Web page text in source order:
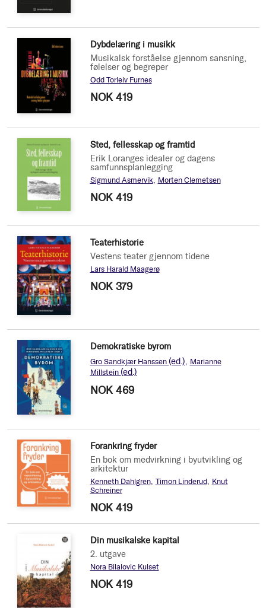
Dybdelæring i musikk
Musikalsk forståelse gjennom sansning,
følelser og begreper
Odd Torleiv Furnes
NOK 419
Sted, fellesskap og framtid
Erik Loranges idealer og dagens
samfunnsplanlegging
Sigmund Asmervik Morten Clemetsen
NOK 419
Teaterhistorie
Vestens teater gjennom tidene
Lars Harald Maagerø
NOK 379
Demokratiske byrom
Gro Sandkjær Hanssen (ed.)
Marianne
Millstein (ed.)
NOK 469
Forankring fryder
En bok om medvirkning i byutvikling og
arkitektur
Kenneth Dahlgren Timon Linderud
Knut
Schreiner
NOK 419
Din musikalske kapital
2. utgave
Nora Bilalovic Kulset
NOK 419